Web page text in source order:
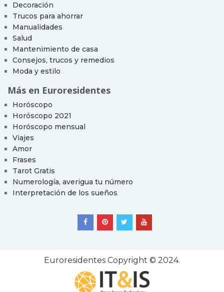
Decoración
Trucos para ahorrar
Manualidades
Salud
Mantenimiento de casa
Consejos, trucos y remedios
Moda y estilo
Más en Euroresidentes
Horóscopo
Horóscopo 2021
Horóscopo mensual
Viajes
Amor
Frases
Tarot Gratis
Numerología, averigua tu número
Interpretación de los sueños
Euroresidentes Copyright © 2024.